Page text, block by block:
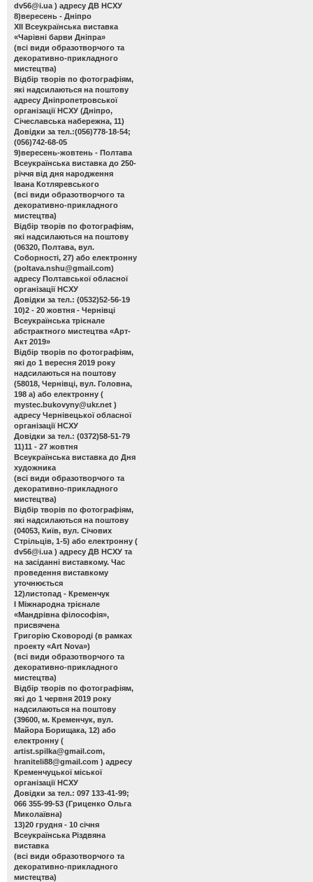
dv56@i.ua ) адресу ДВ НСХУ
8)вересень - Дніпро
ХІІ Всеукраїнська виставка
«Чарівні барви Дніпра»
(всі види образотворчого та
декоративно-прикладного
мистецтва)
Відбір творів по фотографіям,
які надсилаються на поштову
адресу Дніпропетровської
організації НСХУ (Дніпро,
Січеславська набережна, 11)
Довідки за тел.:(056)778-18-54;
(056)742-68-05
9)вересень-жовтень - Полтава
Всеукраїнська виставка до 250-
річчя від дня народження
Івана Котляревського
(всі види образотворчого та
декоративно-прикладного
мистецтва)
Відбір творів по фотографіям,
які надсилаються на поштову
(06320, Полтава, вул.
Соборності, 27) або електронну
(poltava.nshu@gmail.com)
адресу Полтавської обласної
організації НСХУ
Довідки за тел.: (0532)52-56-19
10)2 - 20 жовтня - Чернівці
Всеукраїнська трієнале
абстрактного мистецтва «Арт-
Акт 2019»
Відбір творів по фотографіям,
які до 1 вересня 2019 року
надсилаються на поштову
(58018, Чернівці, вул. Головна,
198 а) або електронну (
mystec.bukovyny@ukr.net )
адресу Чернівецької обласної
організації НСХУ
Довідки за тел.: (0372)58-51-79
11)11 - 27 жовтня
Всеукраїнська виставка до Дня
художника
(всі види образотворчого та
декоративно-прикладного
мистецтва)
Відбір творів по фотографіям,
які надсилаються на поштову
(04053, Київ, вул. Січових
Стрільців, 1-5) або електронну (
dv56@i.ua ) адресу ДВ НСХУ та
на засіданні виставкому. Час
проведення виставкому
уточнюється
12)листопад - Кременчук
І Міжнародна трієнале
«Мандрівна філософія»,
присвячена
Григорію Сковороді (в рамках
проекту «Art Nova»)
(всі види образотворчого та
декоративно-прикладного
мистецтва)
Відбір творів по фотографіям,
які до 1 червня 2019 року
надсилаються на поштову
(39600, м. Кременчук, вул.
Майора Борищака, 12) або
електронну (
artist.spilka@gmail.com,
hraniteli88@gmail.com ) адресу
Кременчуцької міської
організації НСХУ
Довідки за тел.: 097 133-41-99;
066 355-99-53 (Гриценко Ольга
Миколаївна)
13)20 грудня - 10 січня
Всеукраїнська Різдвяна
виставка
(всі види образотворчого та
декоративно-прикладного
мистецтва)